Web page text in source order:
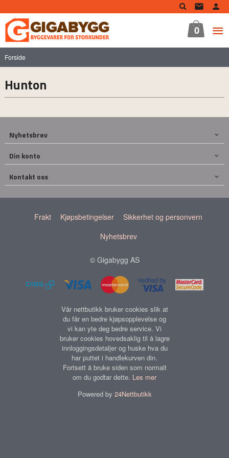
til
innholdet
0
Forside
Hunton
Nyhetsbrev
Din konto
Kontakt oss
Frakt Kjøpsbetingelser
Sikkerhet og personvern
Nyhetsbrev
© Gigabygg AS
Vår nettbutikk bruker cookies slik at
du får en bedre kjøpsopplevelse og
vi kan yte deg bedre service. Vi
bruker cookies hovedsaklig til å lagre
innloggingsdetaljer og huske hva du
har puttet i handlekurven din.
Fortsett å bruke siden som normalt
om du godtar dette. Les mer
Powered by 24Nettbutikk